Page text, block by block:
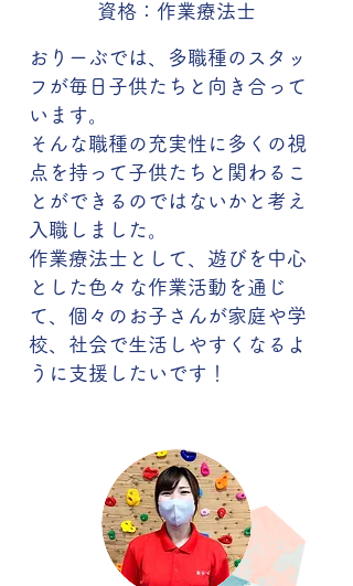
資格：作業療法士
おりーぶでは、多職種のスタッ
フが毎日子供たちと向き合って
います。
そんな職種の充実性に多くの視
点を持って子供たちと関わるこ
とができるのではないかと考え
入職しました。
作業療法士として、遊びを中心
とした色々な作業活動を通じ
て、個々のお子さんが家庭や学
校、社会で生活しやすくなるよ
うに支援したいです！